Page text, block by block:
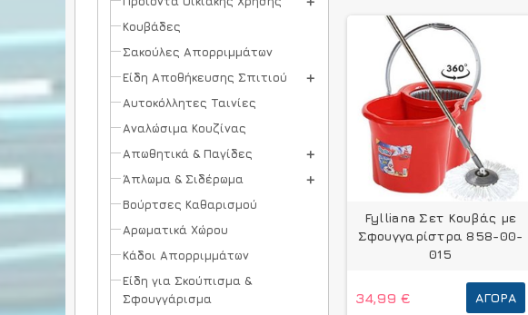
Κουβάδες
Σακούλες Απορριμμάτων
Είδη Αποθήκευσης Σπιτιού
Αυτοκόλλητες Ταινίες
Αναλώσιμα Κουζίνας
Απωθητικά & Παγίδες
Άπλωμα & Σιδέρωμα
Βούρτσες Καθαρισμού
Αρωματικά Χώρου
Κάδοι Απορριμμάτων
Είδη για Σκούπισμα &
Σφουγγάρισμα
Fylliana Σετ Κουβάς με
Σφουγγαρίστρα 858-00-
015
34,99 € ΑΓΟΡΆ